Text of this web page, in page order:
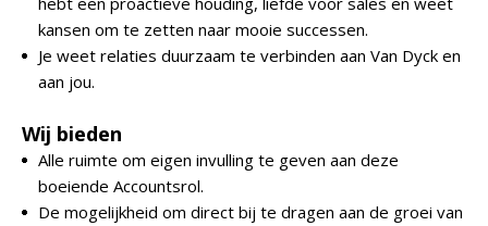
kansen om te zetten naar mooie successen.
Je weet relaties duurzaam te verbinden aan Van Dyck en
aan jou.
Wij bieden
Alle ruimte om eigen invulling te geven aan deze
boeiende Accountsrol.
De mogelijkheid om direct bij te dragen aan de groei van